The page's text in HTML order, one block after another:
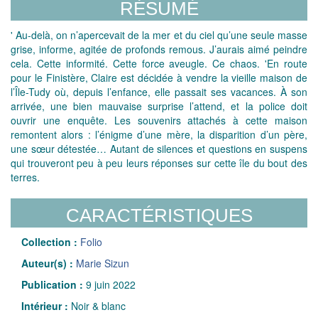
RÉSUMÉ
' Au-delà, on n’apercevait de la mer et du ciel qu’une seule masse
grise, informe, agitée de profonds remous. J’aurais aimé peindre
cela. Cette informité. Cette force aveugle. Ce chaos. 'En route
pour le Finistère, Claire est décidée à vendre la vieille maison de
l’Île-Tudy où, depuis l’enfance, elle passait ses vacances. À son
arrivée, une bien mauvaise surprise l’attend, et la police doit
ouvrir une enquête. Les souvenirs attachés à cette maison
remontent alors : l’énigme d’une mère, la disparition d’un père,
une sœur détestée… Autant de silences et questions en suspens
qui trouveront peu à peu leurs réponses sur cette île du bout des
terres.
CARACTÉRISTIQUES
Collection : Folio
Auteur(s) : Marie Sizun
Publication : 9 juin 2022
Intérieur : Noir & blanc